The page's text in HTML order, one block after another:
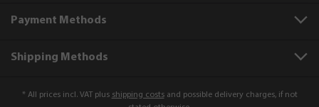
Payment Methods
Shipping Methods
* All prices incl. VAT plus shipping costsand possible delivery charges, if not